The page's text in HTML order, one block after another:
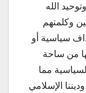
الله
وكلمتهم
سياسية أو
من ساحة
مما
الإسلامي